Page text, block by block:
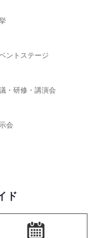
ントステージ
・研修・講演会
会
ド